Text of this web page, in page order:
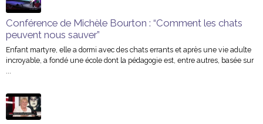
Conférence de Michèle Bourton : “Comment les chats
peuvent nous sauver”
Enfant martyre, elle a dormi avec des chats errants et après une vie adulte
incroyable, a fondé une école dont la pédagogie est, entre autres, basée sur
...